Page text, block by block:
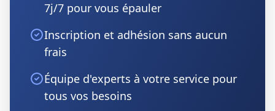
7j/7 pour vous épauler
Inscription et adhésion sans aucun
frais
Équipe d'experts à votre service pour
tous vos besoins